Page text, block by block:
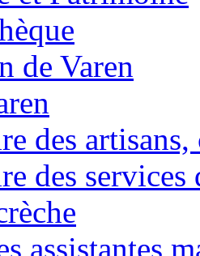
de Varen
des
des services
assistantes